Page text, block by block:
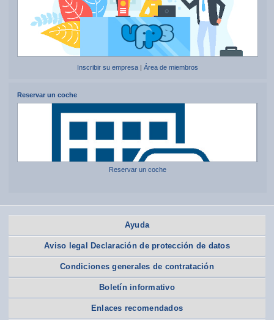
Inscribir su empresa| Área de miembros
Reservar un coche
Reservar un coche
Ayuda
Aviso legal Declaración de protección de datos
Condiciones generales de contratación
Boletín informativo
Enlaces recomendados